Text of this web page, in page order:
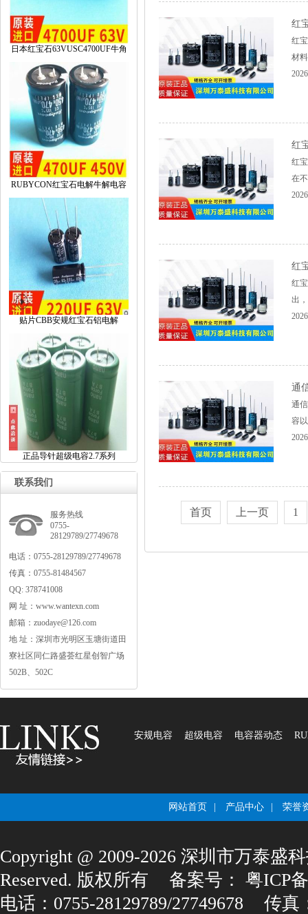
日本红宝石63VUSC4700UF牛角
RUBYCON红宝石电解牛解电容
贴片CBB安规红宝石铝电解
正品导针超级电容2.7系列
联系我们
服务热线
0755-
28129789/27749678
电话：0755-28129789/27749678
传真：0755-81484567
QQ:378741008
网址：www.wantexn.com
邮箱：zuodaye@126.com
地址：深圳市光明区玉塘街道田
寮社区同仁路盛荟红星创智广场
502B、502C
红
红
材
红
红
在
红
红
出
通
通
容
首页 上一页 1
安规电容 超级电容 电容器动态
网站首页 产品中心 荣誉
Copyright@2009-2026深圳市万泰盛
Reserved.版权所有
备案号：
粤ICP
电话：0755-28129789/27749678
传真